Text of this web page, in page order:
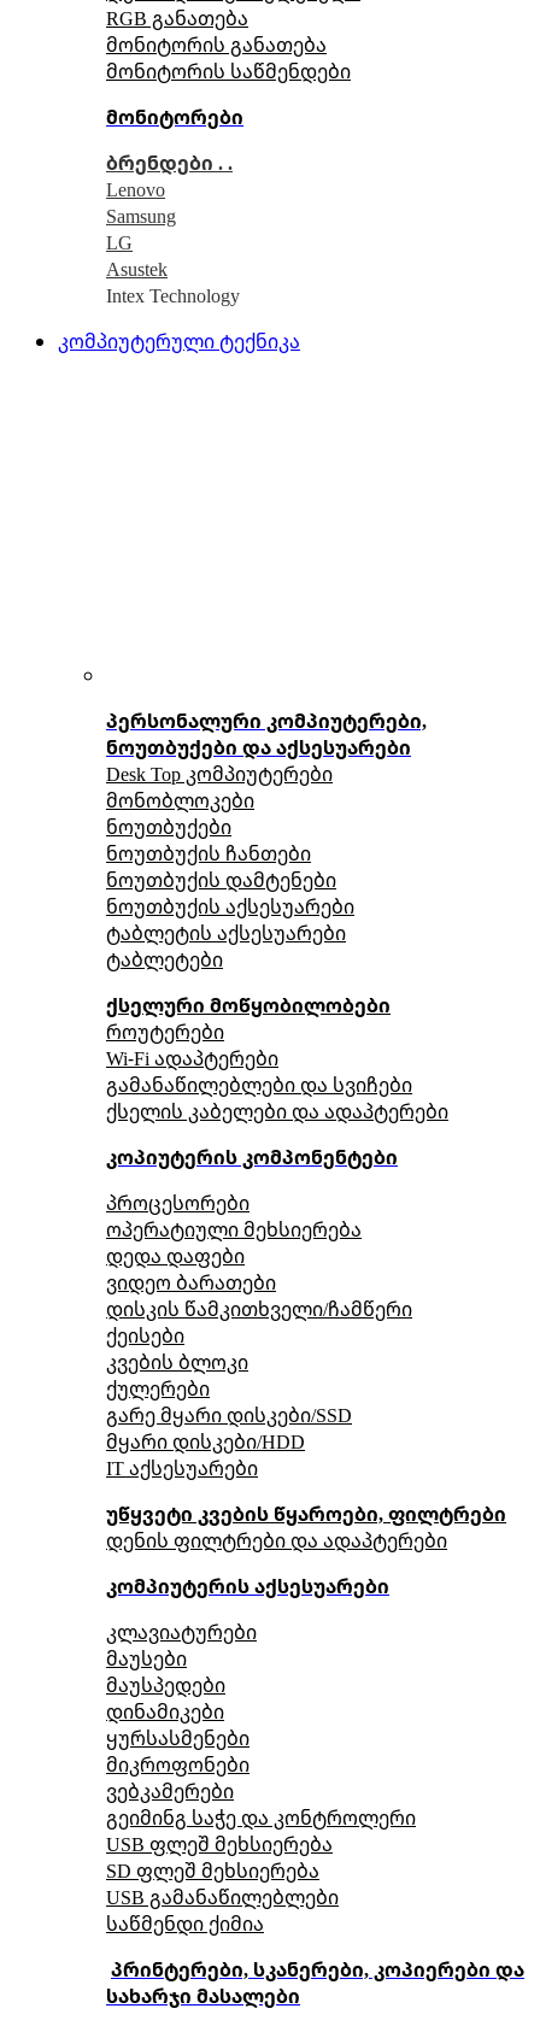
RGB განათება
მონიტორის განათება
მონიტორის საწმენდები
მონიტორები
ბრენდები . .
Lenovo
Samsung
LG
Asustek
Intex Technology
კომპიუტერული ტექნიკა
პერსონალური კომპიუტერები,
ნოუთბუქები და აქსესუარები
Desk Top კომპიუტერები
მონობლოკები
ნოუთბუქები
ნოუთბუქის ჩანთები
ნოუთბუქის დამტენები
ნოუთბუქის აქსესუარები
ტაბლეტის აქსესუარები
ტაბლეტები
ქსელური მოწყობილობები
როუტერები
Wi-Fi ადაპტერები
გამანაწილებლები და სვიჩები
ქსელის კაბელები და ადაპტერები
კოპიუტერის კომპონენტები
პროცესორები
ოპერატიული მეხსიერება
დედა დაფები
ვიდეო ბარათები
დისკის წამკითხველი/ჩამწერი
ქეისები
კვების ბლოკი
ქულერები
გარე მყარი დისკები/SSD
მყარი დისკები/HDD
IT აქსესუარები
უწყვეტი კვების წყაროები, ფილტრები
დენის ფილტრები და ადაპტერები
კომპიუტერის აქსესუარები
კლავიატურები
მაუსები
მაუსპედები
დინამიკები
ყურსასმენები
მიკროფონები
ვებკამერები
გეიმინგ საჭე და კონტროლერი
USB ფლეშ მეხსიერება
SD ფლეშ მეხსიერება
USB გამანაწილებლები
საწმენდი ქიმია
პრინტერები, სკანერები, კოპიერები და
სახარჯი მასალები